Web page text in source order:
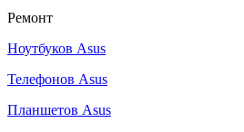
Ремонт
Ноутбуков Asus
Телефонов Asus
Планшетов Asus